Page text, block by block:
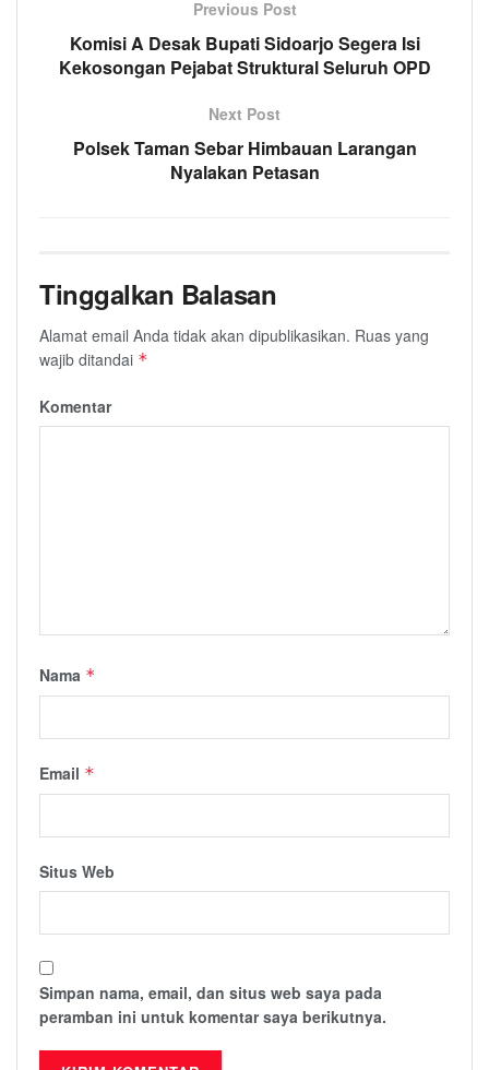
Previous Post
Komisi A Desak Bupati Sidoarjo Segera Isi
Kekosongan Pejabat Struktural Seluruh OPD
Next Post
Polsek Taman Sebar Himbauan Larangan
Nyalakan Petasan
Tinggalkan Balasan
Alamat email Anda tidak akan dipublikasikan. Ruas yang
wajib ditandai *
Komentar
Nama *
Email *
Situs Web
Simpan nama, email, dan situs web saya pada
peramban ini untuk komentar saya berikutnya.